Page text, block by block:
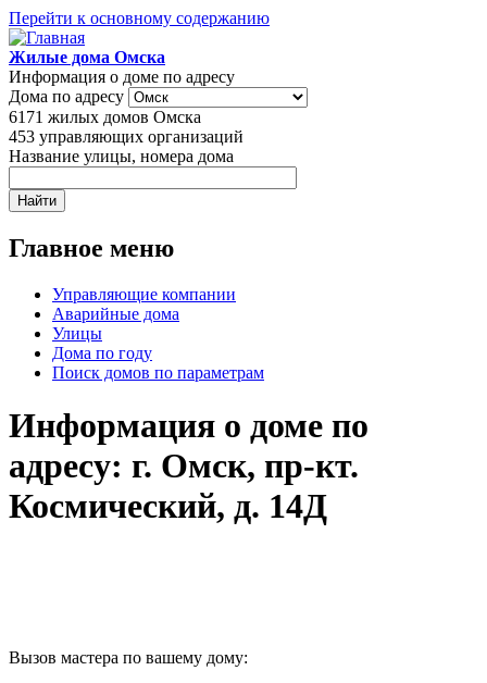
Перейти к основному содержанию
Жилые дома Омска
Информация о доме по адресу
Дома по адресу
6171 жилых домов Омска
453 управляющих организаций
Название улицы, номера дома
Главное меню
Управляющие компании
Аварийные дома
Улицы
Дома по году
Поиск домов по параметрам
Информация о доме по
адресу: г. Омск, пр-кт.
Космический, д. 14Д
Вызов мастера по вашему дому: